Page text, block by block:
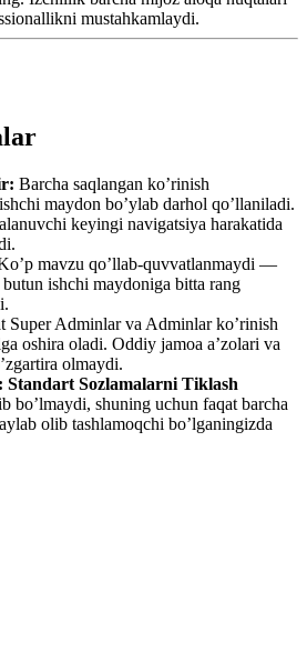
mustahkamlaydi.
Barcha saqlangan ko’rinish
maydon bo’ylab darhol qo’llaniladi.
keyingi navigatsiya harakatida
mavzu qo’llab-quvvatlanmaydi —
ishchi maydoniga bitta rang
Super Adminlar va Adminlar ko’rinish
oshira oladi. Oddiy jamoa a’zolari va
olmaydi.
Standart Sozlamalarni Tiklash
bo’lmaydi, shuning uchun faqat barcha
olib tashlamoqchi bo’lganingizda